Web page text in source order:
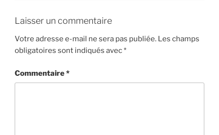
Laisser un commentaire
Votre adresse e-mail ne sera pas publiée. Les champs
obligatoires sont indiqués avec*
Commentaire*